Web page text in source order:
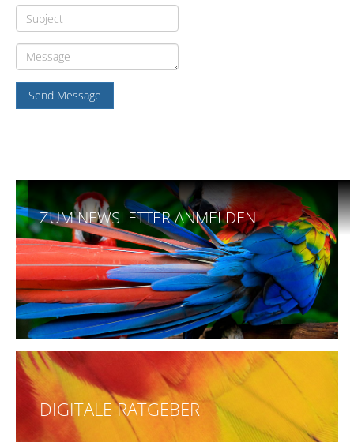
Send Message
ZUM NEWSLETTER ANMELDEN
DIGITALE RATGEBER